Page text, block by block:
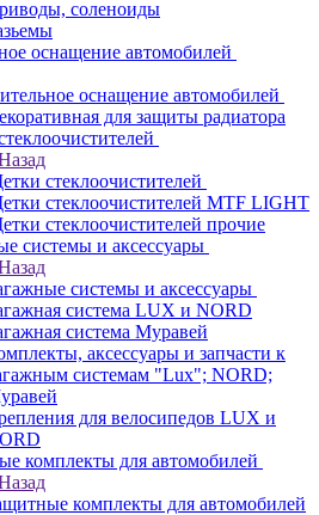
соленоиды
оснащение автомобилей
оснащение автомобилей
для защиты радиатора
стеклоочистителей
стеклоочистителей MTF LIGHT
стеклоочистителей прочие
системы и аксессуары
системы и аксессуары
система LUX и NORD
система Муравей
аксессуары и запчасти к
системам "Lux"; NORD;
для велосипедов LUX и
комплекты для автомобилей
комплекты для автомобилей